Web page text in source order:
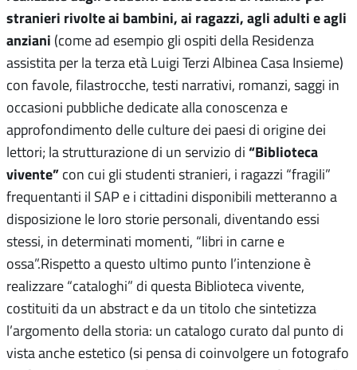
stranieri rivolte ai bambini, ai ragazzi, agli adulti e agli
anziani (come ad esempio gli ospiti della Residenza
assistita per la terza età Luigi Terzi Albinea Casa Insieme)
con favole, filastrocche, testi narrativi, romanzi, saggi in
occasioni pubbliche dedicate alla conoscenza e
approfondimento delle culture dei paesi di origine dei
lettori; la strutturazione di un servizio di “Biblioteca
vivente” con cui gli studenti stranieri, i ragazzi “fragili”
frequentanti il SAP e i cittadini disponibili metteranno a
disposizione le loro storie personali, diventando essi
stessi, in determinati momenti, “libri in carne e
ossa”.Rispetto a questo ultimo punto l’intenzione è
realizzare “cataloghi” di questa Biblioteca vivente,
costituiti da un abstract e da un titolo che sintetizza
l’argomento della storia: un catalogo curato dal punto di
vista anche estetico (si pensa di coinvolgere un fotografo